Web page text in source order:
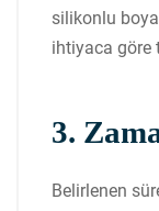
silikonlu
ihtiyaca göre
3.
Belirlenen